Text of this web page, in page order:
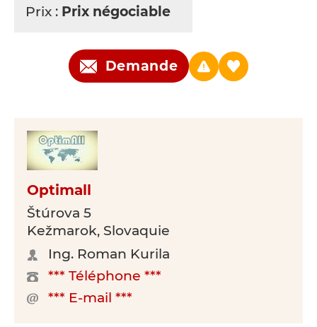
Prix : Prix négociable
Demande
Optimall
Štúrova 5
Kežmarok, Slovaquie
Ing. Roman Kurila
*** Téléphone ***
*** E-mail ***